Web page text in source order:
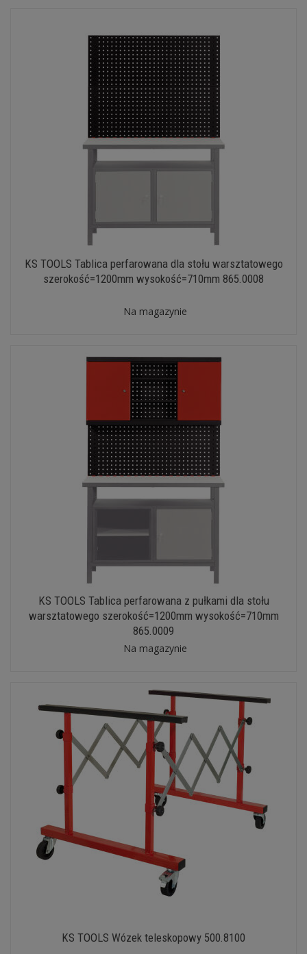
KS TOOLS Tablica perfarowana dla stołu warsztatowego
szerokość=1200mm wysokość=710mm 865.0008
Na magazynie
KS TOOLS Tablica perfarowana z pułkami dla stołu
warsztatowego szerokość=1200mm wysokość=710mm
865.0009
Na magazynie
KS TOOLS Wózek teleskopowy 500.8100